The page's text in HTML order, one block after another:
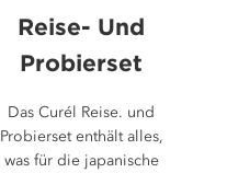
Reise- Und
Probierset
Das Curél Reise. und
Probierset enthält alles,
was für die japanische